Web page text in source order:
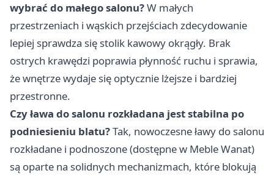
wybrać do małego salonu?W małych
przestrzeniach i wąskich przejściach zdecydowanie
lepiej sprawdza się stolik kawowy okrągły. Brak
ostrych krawędzi poprawia płynność ruchu i sprawia,
że wnętrze wydaje się optycznie lżejsze i bardziej
przestronne.
Czy ława do salonu rozkładana jest stabilna po
podniesieniu blatu?Tak, nowoczesne ławy do salonu
rozkładane i podnoszone (dostępne w Meble Wanat)
są oparte na solidnych mechanizmach, które blokują